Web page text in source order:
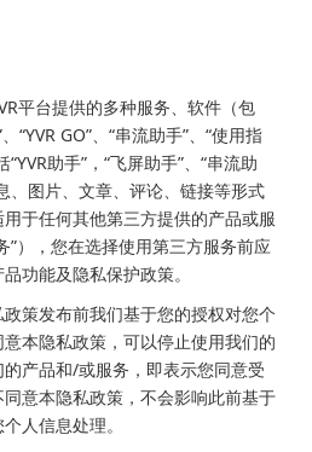
平台提供的多种服务、软件（包
“YVR GO”、“串流助手”、“使用指
助手”，“飞屏助手”、“串流助
、图片、文章、评论、链接等形式
于任何其他第三方提供的产品或服
”），您在选择使用第三方服务前应
功能及隐私保护政策。
策发布前我们基于您的授权对您个
本隐私政策，可以停止使用我们的
产品和/或服务，即表示您同意受
意本隐私政策，不会影响此前基于
人信息处理。